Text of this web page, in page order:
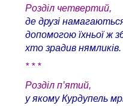
Розділ четвертий,
де друзі
допомогою їхньої ж
хто зрадив нямликів.
* * *
Розділ п’ятий,
у якому Курдупель